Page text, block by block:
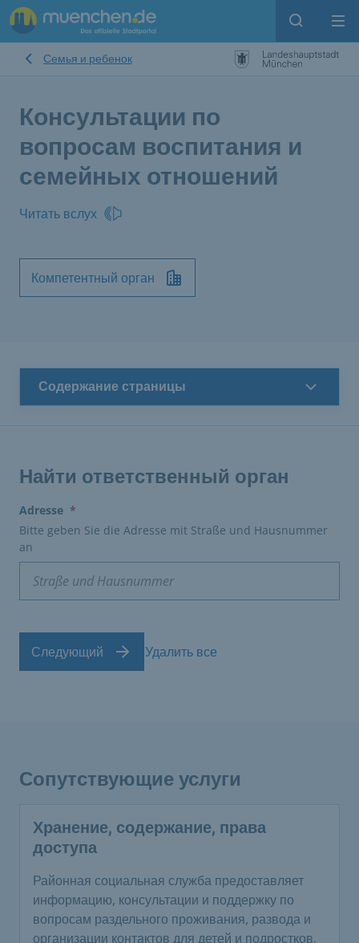
Open
Семья и ребенок
Консультации по
вопросам воспитания и
семейных отношений
Читать вслух
Компетентный орган
Содержание страницы
Найти ответственный орган
Adresse *
Bitte geben Sie die Adresse mit Straße und Hausnummer
an
Следующий Удалить все
Сопутствующие услуги
Хранение, содержание, права
доступа
Районная социальная служба предоставляет
информацию, консультации и поддержку по
вопросам раздельного проживания, развода и
организации контактов для детей и подростков.